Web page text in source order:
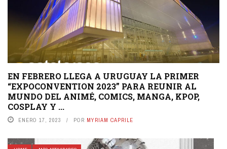
EN FEBRERO LLEGA A URUGUAY LA PRIMER
“EXPOCONVENTION 2023” PARA REUNIR AL
MUNDO DEL ANIMÉ, COMICS, MANGA, KPOP,
COSPLAY Y ...
ENERO 17, 2023 POR MYRIAM CAPRILE